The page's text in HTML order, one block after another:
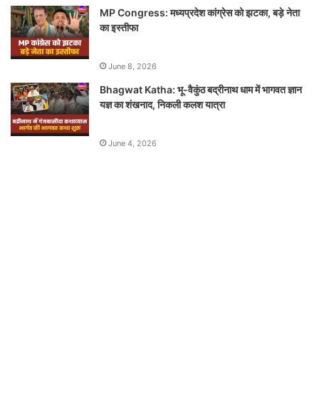
MP Congress: मध्यप्रदेश कांग्रेस को झटका, बड़े नेता
का इस्तीफा
June 8, 2026
Bhagwat Katha: भू-वैकुंठ बद्रीनाथ धाम में भागवत ज्ञान
यज्ञ का शंखनाद, निकली कलश यात्रा
June 4, 2026